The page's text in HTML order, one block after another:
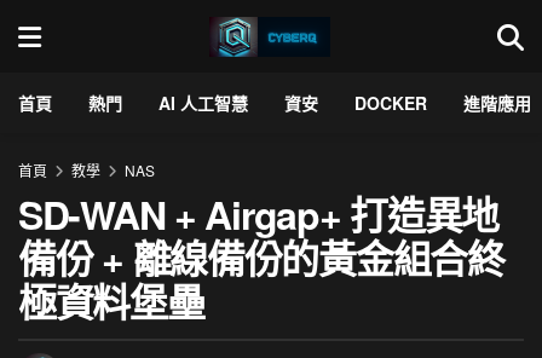
首頁 熱門 AI 人工智慧 資安 DOCKER 進階應用
首頁 教學 NAS
SD-WAN + Airgap+ 打造異地
備份 + 離線備份的黃金組合終
極資料堡壘